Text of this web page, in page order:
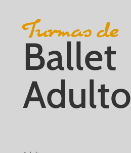
Turmas de
Ballet
Adulto